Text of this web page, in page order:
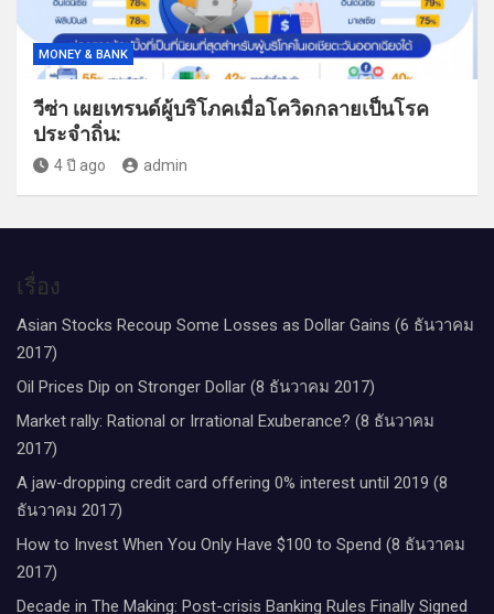
MONEY & BANK
วีซ่า เผยเทรนด์ผู้บริโภคเมื่อโควิดกลายเป็นโรค
ประจำถิ่น:
4 ปี ago admin
เรื่อง
Asian Stocks Recoup Some Losses as Dollar Gains (6 ธันวาคม
2017)
Oil Prices Dip on Stronger Dollar (8 ธันวาคม 2017)
Market rally: Rational or Irrational Exuberance? (8 ธันวาคม
2017)
A jaw-dropping credit card offering 0% interest until 2019 (8
ธันวาคม 2017)
How to Invest When You Only Have $100 to Spend (8 ธันวาคม
2017)
Decade in The Making: Post-crisis Banking Rules Finally Signed